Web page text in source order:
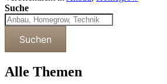
Suche
Suchen
Alle Themen